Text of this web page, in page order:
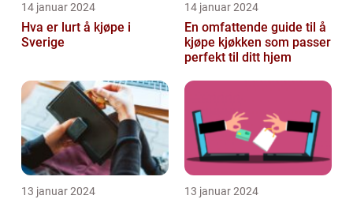
14 januar 2024
Hva er lurt å kjøpe i
Sverige
14 januar 2024
En omfattende guide til å
kjøpe kjøkken som passer
perfekt til ditt hjem
13 januar 2024 13 januar 2024